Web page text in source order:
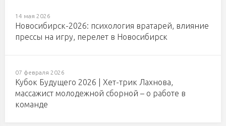
14 мая 2026
Новосибирск-2026: психология вратарей, влияние
прессы на игру, перелет в Новосибирск
07 февраля 2026
Кубок Будущего 2026 | Хет-трик Лахнова,
массажист молодежной сборной – о работе в
команде